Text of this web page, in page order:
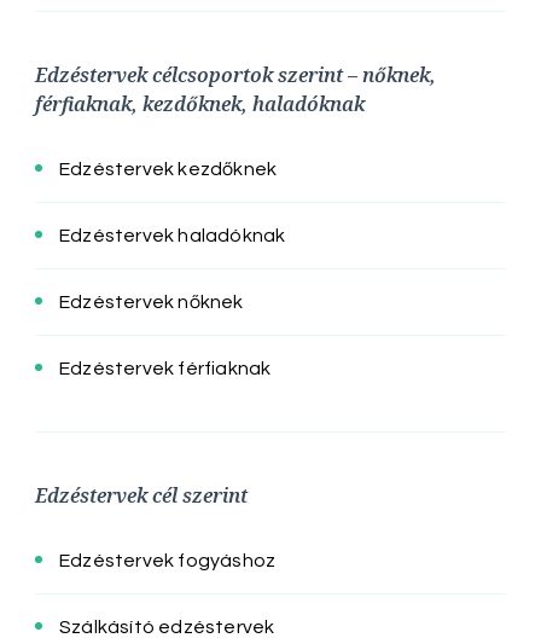
Edzéstervek célcsoportok szerint – nőknek,
férfiaknak, kezdőknek, haladóknak
Edzéstervek kezdőknek
Edzéstervek haladóknak
Edzéstervek nőknek
Edzéstervek férfiaknak
Edzéstervek cél szerint
Edzéstervek fogyáshoz
Szálkásító edzéstervek